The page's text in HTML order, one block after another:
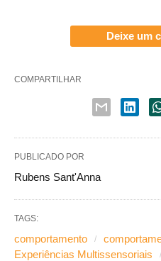
Deixe um
COMPARTILHAR
PUBLICADO POR
Rubens Sant'Anna
TAGS:
comportamento
Experiências Multissensoriais